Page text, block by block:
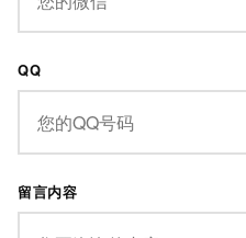
QQ
留言内容